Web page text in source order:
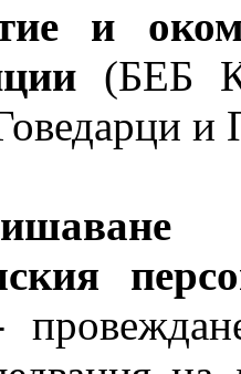
и
(БЕБ
и